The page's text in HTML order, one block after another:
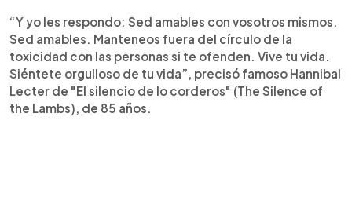
“Y yo les respondo: Sed amables con vosotros mismos.
Sed amables. Manteneos fuera del círculo de la
toxicidad con las personas si te ofenden. Vive tu vida.
Siéntete orgulloso de tu vida”, precisó famoso Hannibal
Lecter de "El silencio de lo corderos" (The Silence of
the Lambs), de 85 años.